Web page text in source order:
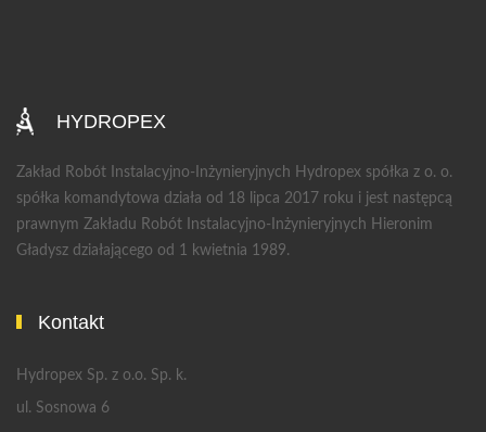
HYDROPEX
Zakład Robót Instalacyjno-Inżynieryjnych Hydropex spółka z o. o.
spółka komandytowa działa od 18 lipca 2017 roku i jest następcą
prawnym Zakładu Robót Instalacyjno-Inżynieryjnych Hieronim
Gładysz działającego od 1 kwietnia 1989.
Kontakt
Hydropex Sp. z o.o. Sp. k.
ul. Sosnowa 6